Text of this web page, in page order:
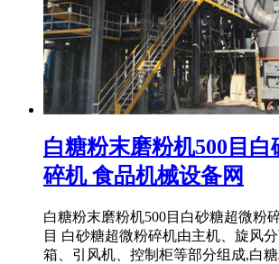
白糖粉末磨粉机500目白
碎机 食品机械设备网
白糖粉末磨粉机500目白砂糖超微粉
目 白砂糖超微粉碎机由主机、旋风
箱、引风机、控制柜等部分组成,白